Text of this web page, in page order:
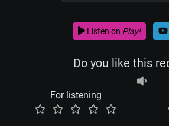
Listen on Play!
Do you like this
For listening